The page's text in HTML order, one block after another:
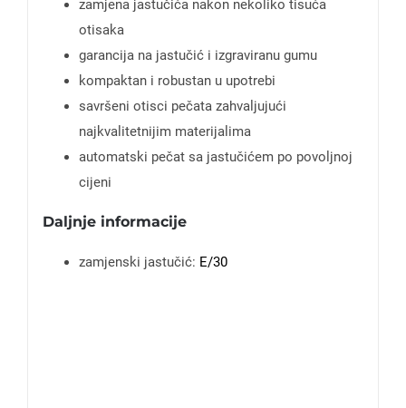
zamjena jastučića nakon nekoliko tisuća
otisaka
garancija na jastučić i izgraviranu gumu
kompaktan i robustan u upotrebi
savršeni otisci pečata zahvaljujući
najkvalitetnijim materijalima
automatski pečat sa jastučićem po povoljnoj
cijeni
Daljnje informacije
zamjenski jastučić: E/30